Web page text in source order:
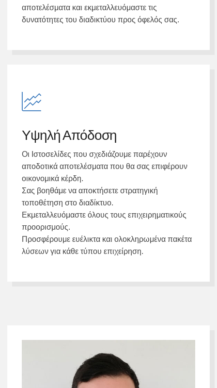
αποτελέσματα και εκμεταλλευόμαστε τις
δυνατότητες του διαδικτύου προς όφελός σας.
Υψηλή Απόδοση
Οι Ιστοσελίδες που σχεδιάζουμε παρέχουν
αποδοτικά αποτελέσματα που θα σας επιφέρουν
οικονομικά κέρδη.
Σας βοηθάμε να αποκτήσετε στρατηγική
τοποθέτηση στο διαδίκτυο.
Εκμεταλλευόμαστε όλους τους επιχειρηματικούς
προορισμούς.
Προσφέρουμε ευέλικτα και ολοκληρωμένα πακέτα
λύσεων για κάθε τύπου επιχείρηση.